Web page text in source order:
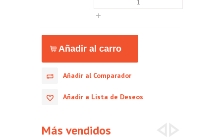
Añadir al Comparador
Añadir a Lista de Deseos
Más vendidos